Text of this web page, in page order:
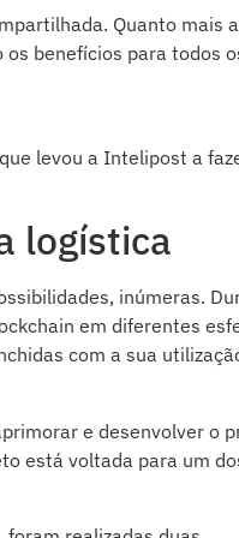
Quanto mais
benefícios para todos
levou a Intelipost a
logística
inúmeras.
em diferentes
com a sua
e desenvolver o
está voltada para um
foram realizadas duas